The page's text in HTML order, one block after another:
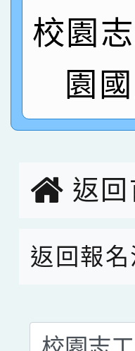
創客第
賽 洪
名
賀！本
名 指
園市
指導老
賀！
賽 劉
臺灣台
市賽榮
校園
園
返回
返回報